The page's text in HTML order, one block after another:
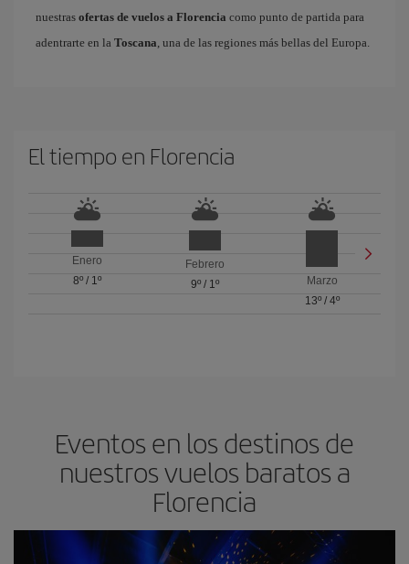
nuestras ofertas de vuelos a Florencia como punto de partida para
adentrarte en la Toscana, una de las regiones más bellas del Europa.
El tiempo en Florencia
Enero
8º/ 1º
Febrero
9º/ 1º
Marzo
13º/ 4º
Eventos en los destinos de
nuestros vuelos baratos a
Florencia